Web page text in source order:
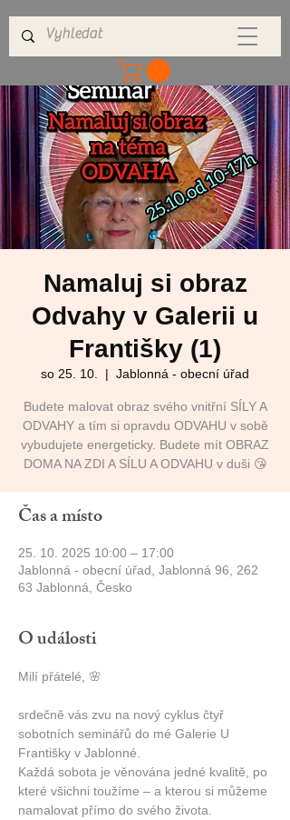
Namaluj si obraz
Odvahy v Galerii u
Františky (1)
so 25. 10.
  |
Jablonná - obecní úřad
Budete malovat obraz svého vnitřní SÍLY A
ODVAHY a tím si opravdu ODVAHU v sobě
vybudujete energeticky. Budete mít OBRAZ
DOMA NA ZDI A SÍLU A ODVAHU v duši 😘
Čas a místo
25. 10. 2025 10:00 – 17:00
Jablonná - obecní úřad, Jablonná 96, 262
63 Jablonná, Česko
O události
Milí přátelé, 🌸
srdečně vás zvu na nový cyklus čtyř
sobotních seminářů do mé Galerie U
Františky v Jablonné.
Každá sobota je věnována jedné kvalitě, po
které všichni toužíme – a kterou si můžeme
namalovat přímo do svého života.